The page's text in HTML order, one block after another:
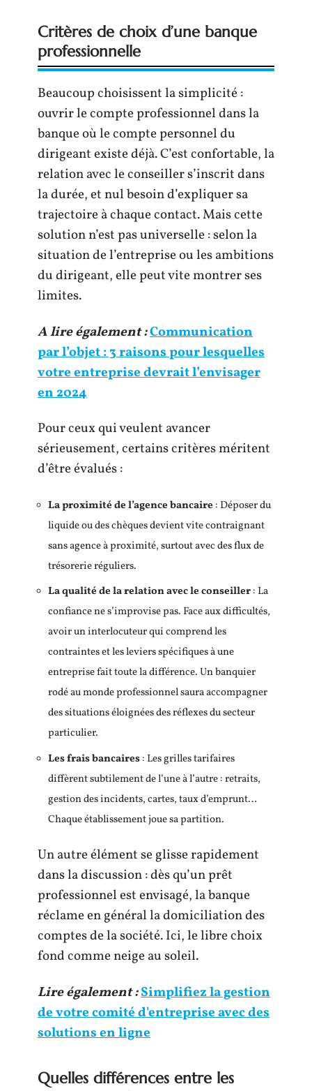
Critères de choix d’une banque
professionnelle
Beaucoup choisissent la simplicité :
ouvrir le compte professionnel dans la
banque où le compte personnel du
dirigeant existe déjà. C’est confortable, la
relation avec le conseiller s’inscrit dans
la durée, et nul besoin d’expliquer sa
trajectoire à chaque contact. Mais cette
solution n’est pas universelle : selon la
situation de l’entreprise ou les ambitions
du dirigeant, elle peut vite montrer ses
limites.
A lire également :Communication
par l’objet : 3 raisons pour lesquelles
votre entreprise devrait l’envisager
en 2024
Pour ceux qui veulent avancer
sérieusement, certains critères méritent
d’être évalués :
La proximité de l’agence bancaire : Déposer du
liquide ou des chèques devient vite contraignant
sans agence à proximité, surtout avec des flux de
trésorerie réguliers.
La qualité de la relation avec le conseiller: La
confiance ne s’improvise pas. Face aux difficultés,
avoir un interlocuteur qui comprend les
contraintes et les leviers spécifiques à une
entreprise fait toute la différence. Un banquier
rodé au monde professionnel saura accompagner
des situations éloignées des réflexes du secteur
particulier.
Les frais bancaires: Les grilles tarifaires
diffèrent subtilement de l’une à l’autre : retraits,
gestion des incidents, cartes, taux d’emprunt…
Chaque établissement joue sa partition.
Un autre élément se glisse rapidement
dans la discussion : dès qu’un prêt
professionnel est envisagé, la banque
réclame en général la domiciliation des
comptes de la société. Ici, le libre choix
fond comme neige au soleil.
Lire également :Simplifiez la gestion
de votre comité d'entreprise avec des
solutions en ligne
Quelles différences entre les